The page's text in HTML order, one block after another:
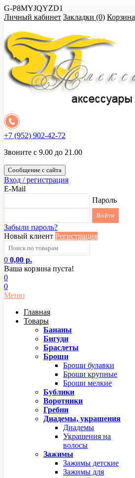
G-P8MYJQYZD1
Личный кабинет Закладки (0) Корзина
+7 (952) 902-42-72
Звоните с 9.00 до 21.00
Сообщение с сайта
Вход / регистрация
E-Mail
Пароль
Забыли пароль?
Новый клиент Регистрация
0 0,00 р.
Ваша корзина пуста!
0
0
Меню
Главная
Товары
Бананы
Бигуди
Браслеты
Броши
Броши булавки
Броши крупные
Броши мелкие
Бублики
Воротники
Гребни
Диадемы, украшения
Диадемы
Украшения на
волосы
Зажимы
Зажимы детские
Зажимы для